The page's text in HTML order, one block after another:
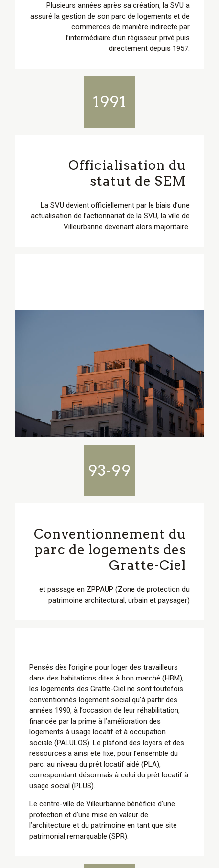
Plusieurs années après sa création, la SVU a
assuré la gestion de son parc de logements et de
commerces de manière indirecte par
l’intermédiaire d’un régisseur privé puis
directement depuis 1957.
1991
Officialisation du
statut de SEM
La SVU devient officiellement par le biais d’une
actualisation de l’actionnariat de la SVU, la ville de
Villeurbanne devenant alors majoritaire.
93-99
Conventionnement du
parc de logements des
Gratte-Ciel
et passage en ZPPAUP (Zone de protection du
patrimoine architectural, urbain et paysager)
Pensés dès l’origine pour loger des travailleurs
dans des habitations dites à bon marché (HBM),
les logements des Gratte-Ciel ne sont toutefois
conventionnés logement social qu’à partir des
années 1990, à l’occasion de leur réhabilitation,
financée par la prime à l’amélioration des
logements à usage locatif et à occupation
sociale (PALULOS). Le plafond des loyers et des
ressources a ainsi été fixé, pour l’ensemble du
parc, au niveau du prêt locatif aidé (PLA),
correspondant désormais à celui du prêt locatif à
usage social (PLUS).
Le centre-ville de Villeurbanne bénéficie d’une
protection et d’une mise en valeur de
l’architecture et du patrimoine en tant que site
patrimonial remarquable (SPR).